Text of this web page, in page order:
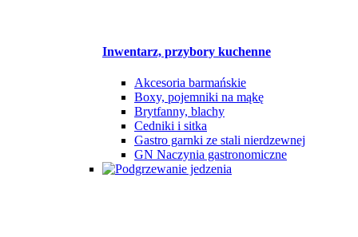
Inwentarz, przybory kuchenne
Akcesoria barmańskie
Boxy, pojemniki na mąkę
Brytfanny, blachy
Cedniki i sitka
Gastro garnki ze stali nierdzewnej
GN Naczynia gastronomiczne